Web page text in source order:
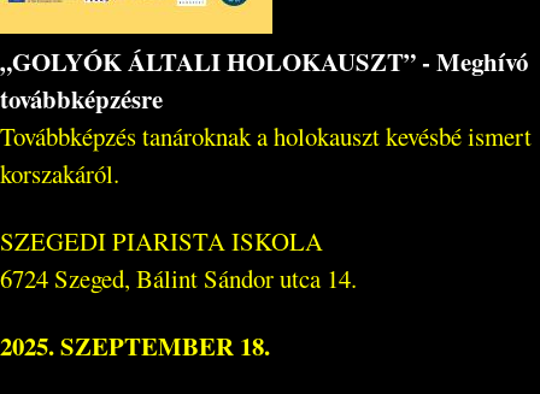
„GOLYÓK ÁLTALI HOLOKAUSZT” - Meghívó
továbbképzésre
Továbbképzés tanároknak a holokauszt kevésbé ismert
korszakáról.
SZEGEDI PIARISTA ISKOLA
6724 Szeged, Bálint Sándor utca 14.
2025. SZEPTEMBER 18.